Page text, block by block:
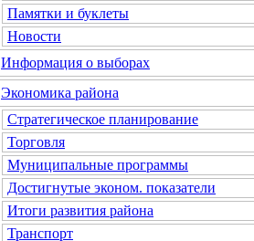
Памятки и буклеты
Новости
Информация о выборах
Экономика района
Стратегическое планирование
Торговля
Муниципальные программы
Достигнутые эконом. показатели
Итоги развития района
Транспорт